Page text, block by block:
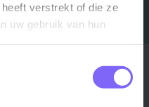
verstrekt of die ze
uw gebruik van hun